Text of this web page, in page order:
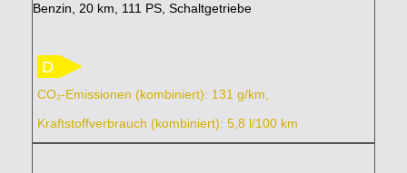
Benzin, 20 km, 111 PS, Schaltgetriebe
D
CO₂-Emissionen (kombiniert): 131 g/km,
Kraftstoffverbrauch (kombiniert): 5,8 l/100 km